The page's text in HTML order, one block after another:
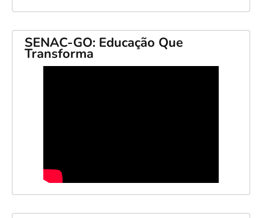
SENAC-GO: Educação Que
Transforma